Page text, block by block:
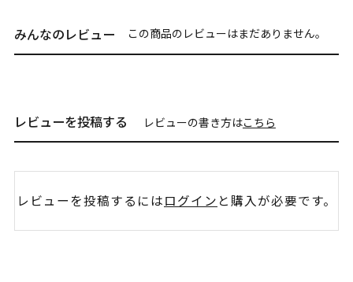
みんなのレビュー この商品のレビューはまだありません。
レビューを投稿する レビューの書き方はこちら
レビューを投稿するにはログイン と購入が必要です。